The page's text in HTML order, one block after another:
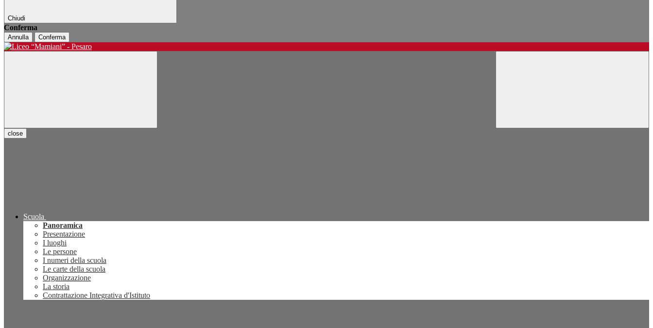
Chiudi
Conferma
Annulla Conferma
close
Scuola
Panoramica
Presentazione
I luoghi
Le persone
I numeri della scuola
Le carte della scuola
Organizzazione
La storia
Contrattazione Integrativa d'Istituto